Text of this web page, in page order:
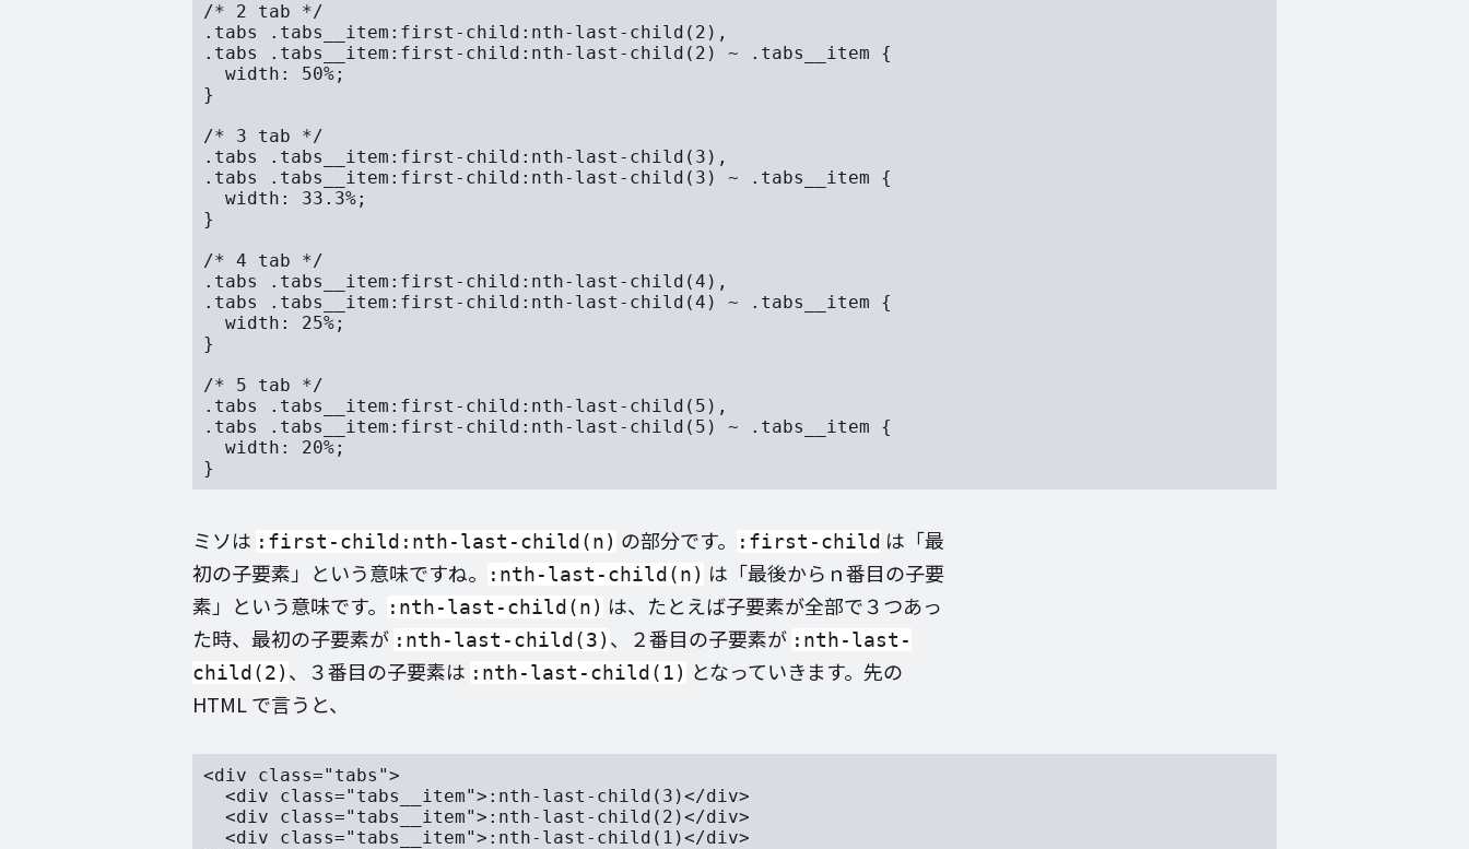
/* 2 tab */
.tabs .tabs__item:first-child:nth-last-child(2),
.tabs .tabs__item:first-child:nth-last-child(2) ~ .tabs__item {
  width: 50%;
}
/* 3 tab */
.tabs .tabs__item:first-child:nth-last-child(3),
.tabs .tabs__item:first-child:nth-last-child(3) ~ .tabs__item {
  width: 33.3%;
}
/* 4 tab */
.tabs .tabs__item:first-child:nth-last-child(4),
.tabs .tabs__item:first-child:nth-last-child(4) ~ .tabs__item {
  width: 25%;
}
/* 5 tab */
.tabs .tabs__item:first-child:nth-last-child(5),
.tabs .tabs__item:first-child:nth-last-child(5) ~ .tabs__item {
  width: 20%;
ミソは :first-child:nth-last-child(n) の部分です。 :first-child は「最
初の子要素」という意味ですね。
:nth-last-child(n) は「最後からｎ番目の子要
素」という意味です。
:nth-last-child(n) は、たとえば子要素が全部で３つあっ
た時、最初の子要素が :nth-last-child(3) 、２番目の子要素が :nth-last-
child(2) 、３番目の子要素は :nth-last-child(1) となっていきます。先の
HTML で言うと、
<div class="tabs">
  <div class="tabs__item">:nth-last-child(3)</div>
  <div class="tabs__item">:nth-last-child(2)</div>
  <div class="tabs__item">:nth-last-child(1)</div>